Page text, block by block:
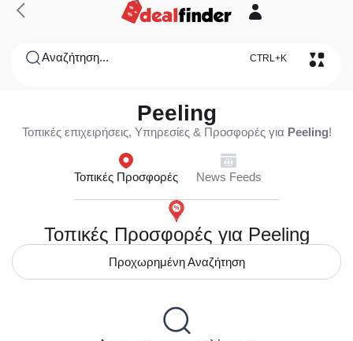
Αναζήτηση... CTRL+K
Peeling
Τοπικές επιχειρήσεις, Υπηρεσίες & Προσφορές για Peeling!
Τοπικές Προσφορές News Feeds
Τοπικές Προσφορές για Peeling
Προχωρημένη Αναζήτηση